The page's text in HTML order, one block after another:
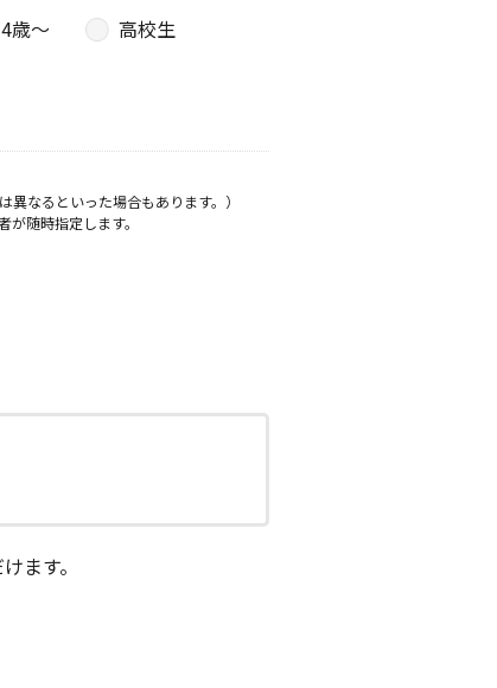
4歳〜
高校生
なるといった場合もあります。）
随時指定します。
ます。